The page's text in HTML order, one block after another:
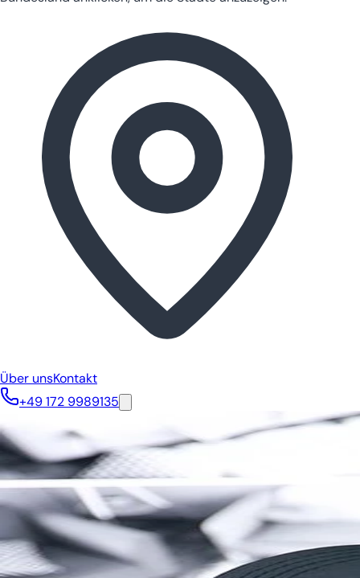
Baden-Württemberg
Über unsKontakt
+49 172 9989135